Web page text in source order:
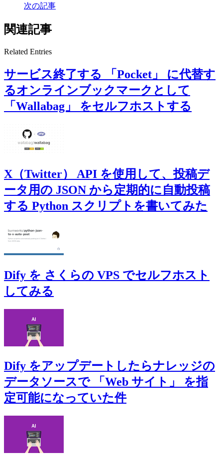
次の記事
関連記事
Related Entries
サービス終了する 「Pocket」 に代替す
るオンラインブックマークとして
「Wallabag」 をセルフホストする
X（Twitter） API を使用して、投稿デ
ータ用の JSON から定期的に自動投稿
する Python スクリプトを書いてみた
Dify を さくらの VPS でセルフホスト
してみる
Dify をアップデートしたらナレッジの
データソースで 「Web サイト」 を指
定可能になっていた件